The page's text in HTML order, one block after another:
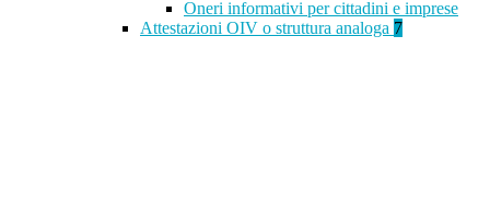
Oneri informativi per cittadini e imprese
Attestazioni OIV o struttura analoga 7